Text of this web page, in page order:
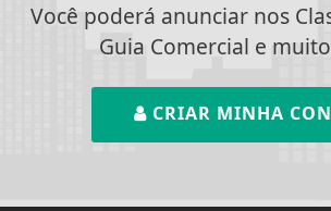
Você poderá anunciar nos
Guia Comercial e
CRIAR MINHA